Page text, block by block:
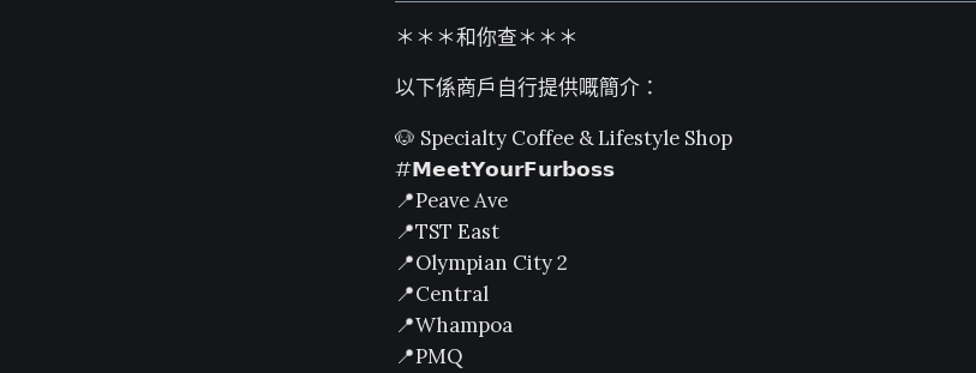
＊＊＊和你查＊＊＊
以下係商戶自行提供嘅簡介：
🐶 Specialty Coffee & Lifestyle Shop
#𝗠𝗲𝗲𝘁𝗬𝗼𝘂𝗿𝗙𝘂𝗿𝗯𝗼𝘀𝘀
📍Peave Ave
📍TST East
📍Olympian City 2
📍Central
📍Whampoa
📍PMQ